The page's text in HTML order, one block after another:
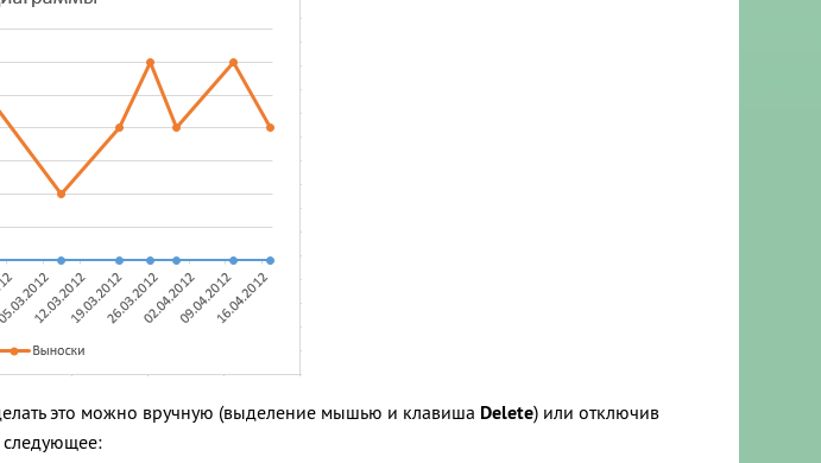
это можно вручную (выделение мышью и клавиша Delete) или отключив
следующее: